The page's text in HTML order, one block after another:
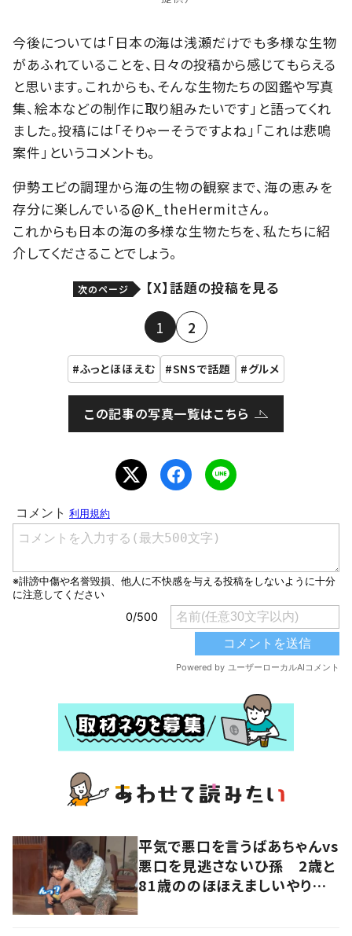
今後については「日本の海は浅瀬だけでも多様な生物
があふれていることを、日々の投稿から感じてもらえる
と思います。これからも、そんな生物たちの図鑑や写真
集、絵本などの制作に取り組みたいです」と語ってくれ
ました。投稿には「そりゃーそうですよね」「これは悲鳴
案件」というコメントも。
伊勢エビの調理から海の生物の観察まで、海の恵みを
存分に楽しんでいる@K_theHermitさん。
これからも日本の海の多様な生物たちを、私たちに紹
介してくださることでしょう。
次のページ 【X】話題の投稿を見る
1 2
ふっとほほえむ SNSで話題 グルメ
この記事の写真一覧はこちら
平気で悪口を言うばあちゃんvs
悪口を見逃さないひ孫 2歳と
81歳ののほほえましいやり取り